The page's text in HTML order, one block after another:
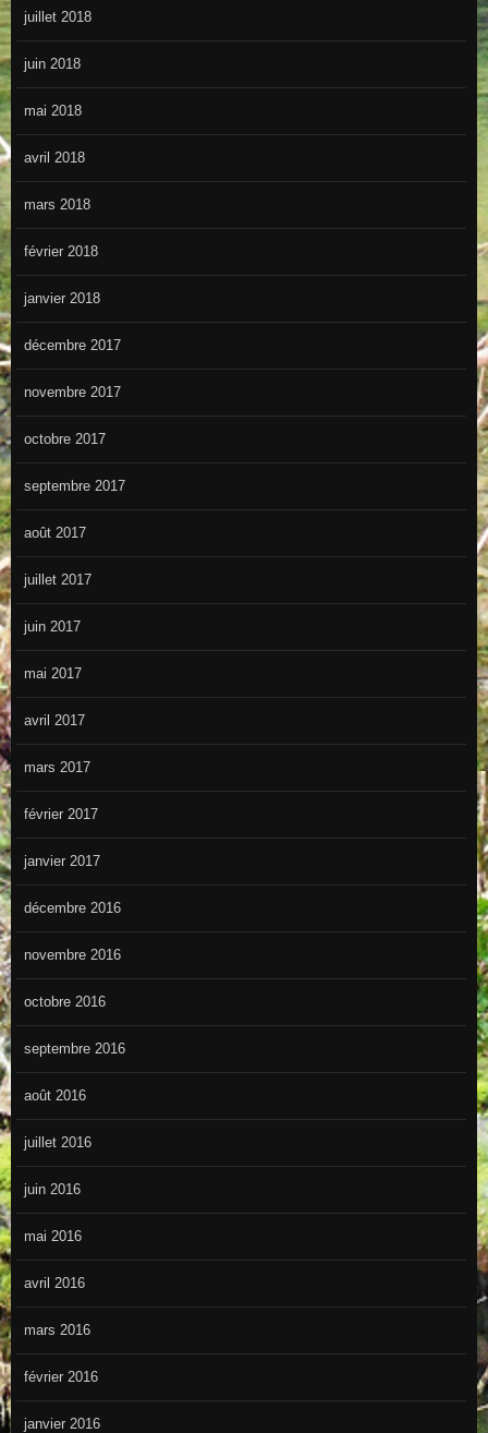
juillet 2018
juin 2018
mai 2018
avril 2018
mars 2018
février 2018
janvier 2018
décembre 2017
novembre 2017
octobre 2017
septembre 2017
août 2017
juillet 2017
juin 2017
mai 2017
avril 2017
mars 2017
février 2017
janvier 2017
décembre 2016
novembre 2016
octobre 2016
septembre 2016
août 2016
juillet 2016
juin 2016
mai 2016
avril 2016
mars 2016
février 2016
janvier 2016